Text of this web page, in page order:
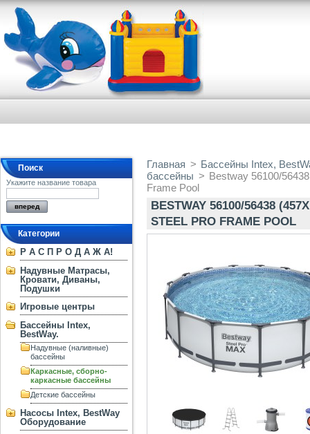
Поиск
Укажите название товара
Категории
Р А С П Р О Д А Ж А!
Надувные Матрасы,
Кровати, Диваны,
Подушки
Игровые центры
Бассейны Intex,
BestWay.
Надувные (наливные)
бассейны
Каркасные, сборно-
каркасные бассейны
Детские бассейны
Насосы Intex, BestWay
Оборудование
Главная > Бассейны Intex,
бассейны > Bestway 56100/
Frame Pool
BESTWAY 56100/56438
STEEL PRO FRAME POOL